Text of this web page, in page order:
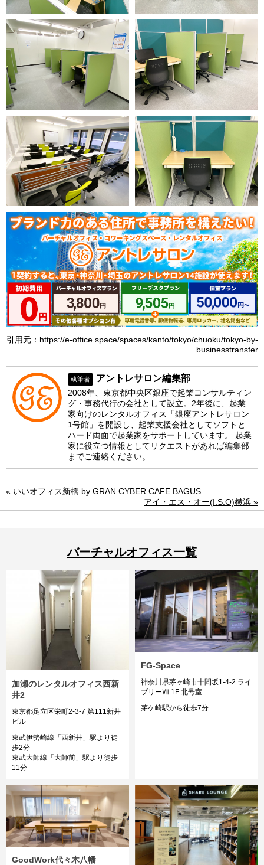
引用元：https://e-office.space/spaces/kanto/tokyo/chuoku/tokyo-by-
businesstransfer
執筆者 アントレサロン編集部
2008年、東京都中央区銀座で起業コンサルティン
グ・事務代行の会社として設立。2年後に、起業
家向けのレンタルオフィス「銀座アントレサロン
1号館」を開設し、起業支援会社としてソフトと
ハード両面で起業家をサポートしています。 起業
家に役立つ情報としてリクエストがあれば編集部
までご連絡ください。
« いいオフィス新橋 by GRAN CYBER CAFE BAGUS
アイ・エス・オー(I.S.O)横浜 »
バーチャルオフィス一覧
加瀬のレンタルオフィス西新
井2
東京都足立区栄町2-3-7 第111新井
ビル
東武伊勢崎線「西新井」駅より徒
歩2分
東武大師線「大師前」駅より徒歩
11分
FG-Space
神奈川県茅ヶ崎市十間坂1-4-2 ライ
ブリーⅧ 1F 北号室
茅ケ崎駅から徒歩7分
GoodWork代々木八幡